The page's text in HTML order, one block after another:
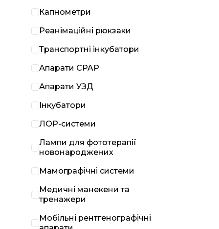
Капнометри
Реанімаційні рюкзаки
Транспортні інкубатори
Апарати CPAP
Апарати УЗД
Інкубатори
ЛОР-системи
Лампи для фототерапії
новонароджених
Мамографічні системи
Медичні манекени та
тренажери
Мобільні рентгенографічні